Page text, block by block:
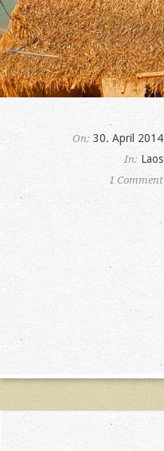
On: 30. April 2014
In: Laos
1 Comment